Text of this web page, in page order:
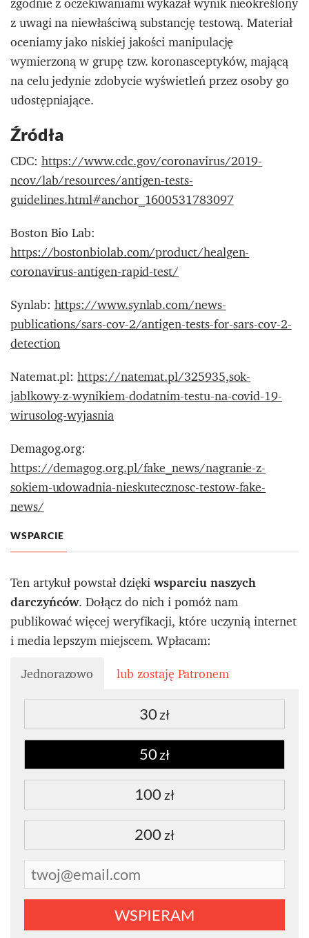
z uwagi na niewłaściwą substancję testową. Materiał
oceniamy jako niskiej jakości manipulację
wymierzoną w grupę tzw. koronasceptyków, mającą
na celu jedynie zdobycie wyświetleń przez osoby go
udostępniające.
Źródła
CDC:https://www.cdc.gov/coronavirus/2019-
ncov/lab/resources/antigen-tests-
guidelines.html#anchor_1600531783097
Boston Bio Lab:
https://bostonbiolab.com/product/healgen-
coronavirus-antigen-rapid-test/
Synlab:https://www.synlab.com/news-
publications/sars-cov-2/antigen-tests-for-sars-cov-2-
detection
Natemat.pl:https://natemat.pl/325935,sok-
jablkowy-z-wynikiem-dodatnim-testu-na-covid-19-
wirusolog-wyjasnia
Demagog.org:
https://demagog.org.pl/fake_news/nagranie-z-
sokiem-udowadnia-nieskutecznosc-testow-fake-
news/
WSPARCIE
Ten artykuł powstał dziękiwsparciu naszych
darczyńców. Dołącz do nich i pomóż nam
publikować więcej weryfikacji, które uczynią internet
i media lepszym miejscem. Wpłacam:
Jednorazowo
lub zostaję Patronem
30 zł
50 zł
100 zł
200 zł
WSPIERAM